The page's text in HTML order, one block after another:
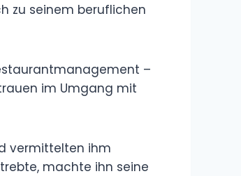
zu seinem beruflichen
–
im Umgang mit
vermittelten ihm
machte ihn seine